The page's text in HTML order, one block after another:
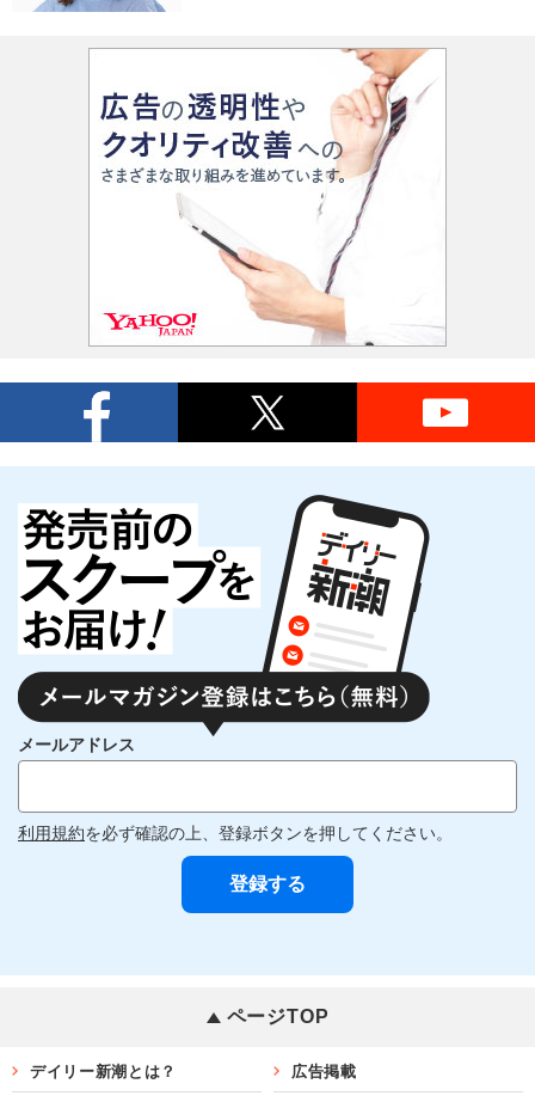
メールアドレス
利用規約を必ず確認の上、登録ボタンを押してください。
ページTOP
デイリー新潮とは？ 広告掲載